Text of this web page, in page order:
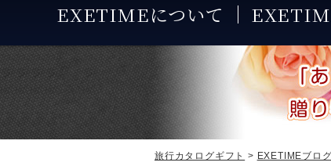
EXETIMEについて
旅行カタログギフト > EXETIMEブログ